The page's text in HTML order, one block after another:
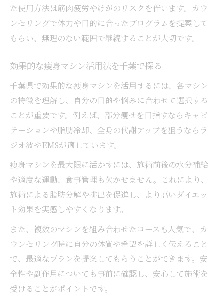
た使用方法は筋肉疲労やけがのリスクを伴います。カウ
ンセリングで体力や目的に合ったプログラムを提案して
もらい、無理のない範囲で継続することが大切です。
効果的な痩身マシン活用法を千葉で探る
千葉県で効果的な痩身マシンを活用するには、各マシン
の特徴を理解し、自分の目的や悩みに合わせて選択する
ことが重要です。例えば、部分痩せを目指すならキャビ
テーションや脂肪冷却、全身の代謝アップを狙うならラ
ジオ波やEMSが適しています。
痩身マシンを最大限に活かすには、施術前後の水分補給
や適度な運動、食事管理も欠かせません。これにより、
施術による脂肪分解や排出を促進し、より高いダイエッ
ト効果を実感しやすくなります。
また、複数のマシンを組み合わせたコースも人気で、カ
ウンセリング時に自分の体質や希望を詳しく伝えること
で、最適なプランを提案してもらうことができます。安
全性や副作用についても事前に確認し、安心して施術を
受けることがポイントです。